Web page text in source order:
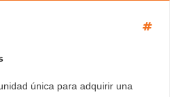
única para adquirir una